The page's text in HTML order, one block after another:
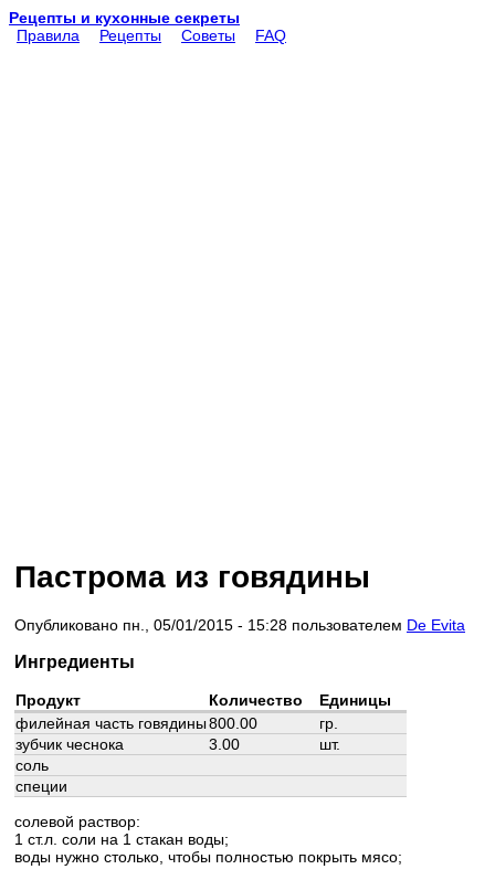
Рецепты и кухонные секреты
Правила
Рецепты Советы FAQ
Пастрома из говядины
Опубликовано пн., 05/01/2015 - 15:28 пользователем De Evita
Ингредиенты
Продукт Количество
Единицы
филейная часть говядины800.00
гр.
зубчик чеснока
3.00
шт.
соль
специи
солевой раствор:
1 ст.л. соли на 1 стакан воды;
воды нужно столько, чтобы полностью покрыть мясо;